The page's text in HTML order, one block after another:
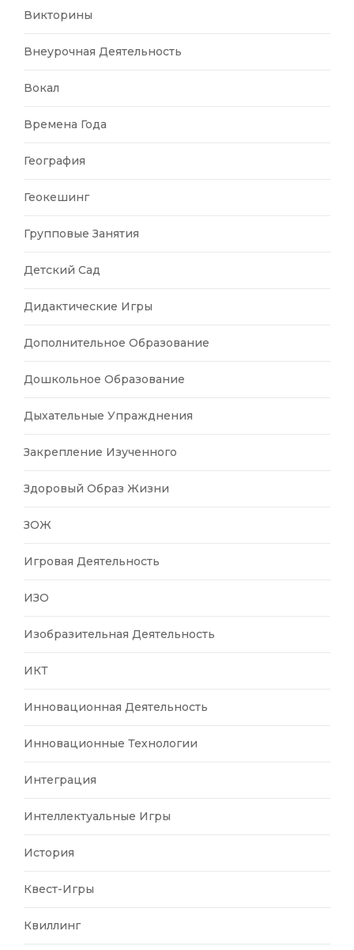
Викторины
Внеурочная Деятельность
Вокал
Времена Года
География
Геокешинг
Групповые Занятия
Детский Сад
Дидактические Игры
Дополнительное Образование
Дошкольное Образование
Дыхательные Упражднения
Закрепление Изученного
Здоровый Образ Жизни
ЗОЖ
Игровая Деятельность
ИЗО
Изобразительная Деятельность
ИКТ
Инновационная Деятельность
Инновационные Технологии
Интеграция
Интеллектуальные Игры
История
Квест-Игры
Квиллинг